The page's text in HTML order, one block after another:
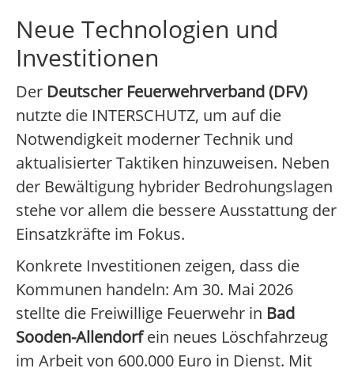
Neue Technologien und
Investitionen
Der Deutscher Feuerwehrverband (DFV)
nutzte die INTERSCHUTZ, um auf die
Notwendigkeit moderner Technik und
aktualisierter Taktiken hinzuweisen. Neben
der Bewältigung hybrider Bedrohungslagen
stehe vor allem die bessere Ausstattung der
Einsatzkräfte im Fokus.
Konkrete Investitionen zeigen, dass die
Kommunen handeln: Am 30. Mai 2026
stellte die Freiwillige Feuerwehr in Bad
Sooden-Allendorfein neues Löschfahrzeug
im Arbeit von 600.000 Euro in Dienst. Mit